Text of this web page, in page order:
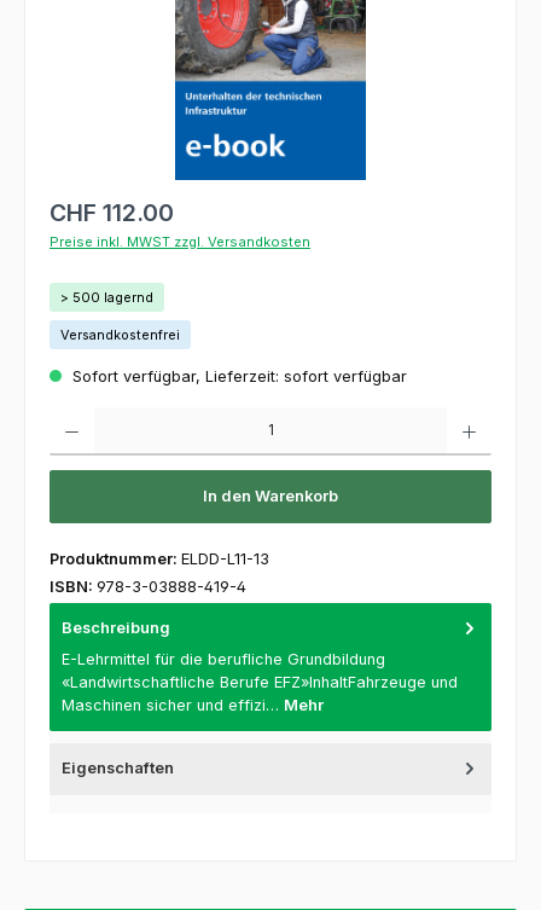
CHF 112.00
Preise inkl. MWST zzgl. Versandkosten
> 500 lagernd
Versandkostenfrei
Sofort verfügbar, Lieferzeit: sofort verfügbar
In den Warenkorb
Produktnummer: ELDD-L11-13
ISBN: 978-3-03888-419-4
Beschreibung
E-Lehrmittel für die berufliche Grundbildung
«Landwirtschaftliche Berufe EFZ»InhaltFahrzeuge und
Maschinen sicher und effizi… Mehr
Eigenschaften